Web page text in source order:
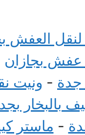
لنقل العفش
بجازان
- ونيت
بالبخار
- ماستر